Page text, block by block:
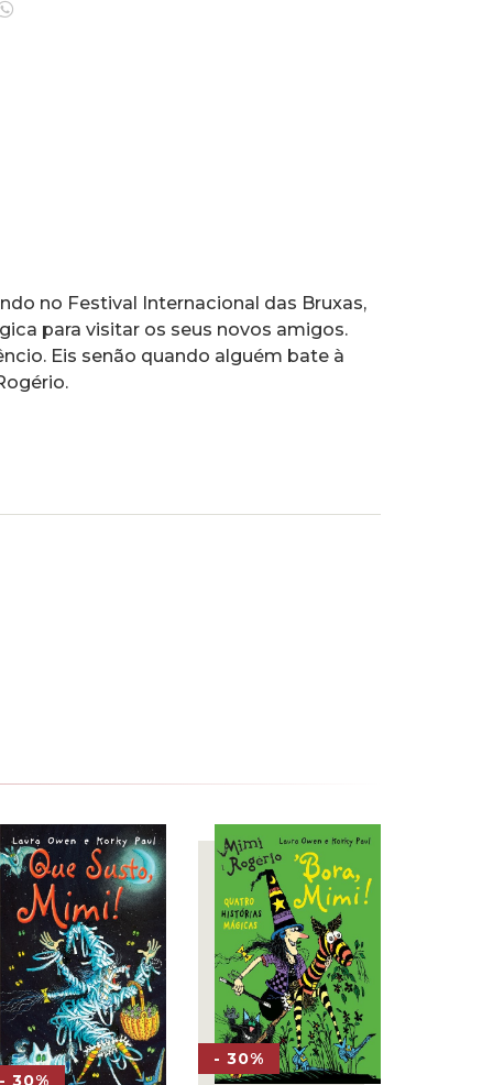
no Festival Internacional das Bruxas,
para visitar os seus novos amigos.
Eis senão quando alguém bate à
- 30%
- 30%